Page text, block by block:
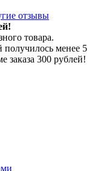
отзывы
товара.
получилось менее 5
заказа 300 рублей!